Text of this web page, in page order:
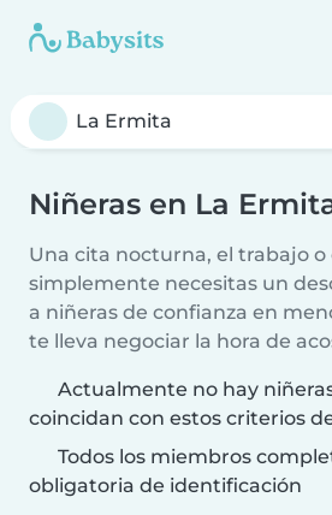
Niñeras en La
Una cita nocturna, el trabajo o
simplemente necesitas un
a niñeras de confianza en
te lleva negociar la hora de
Actualmente no hay
coincidan con estos criterios
Todos los miembros
obligatoria de identificación